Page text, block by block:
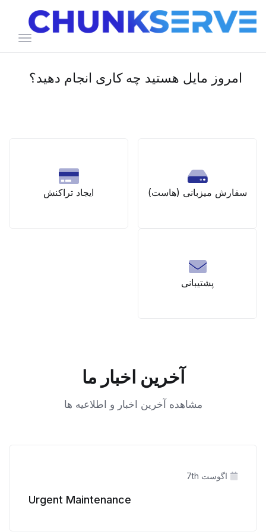
تغییر
امروز مایل هستید چه کاری انجام دهید؟
سفارش میزبانی (هاست) ایجاد تراکنش
پشتیبانی
آخرین اخبار ما
مشاهده آخرین اخبار و اطلاعیه ها
اگوست 7th
Urgent Maintenance